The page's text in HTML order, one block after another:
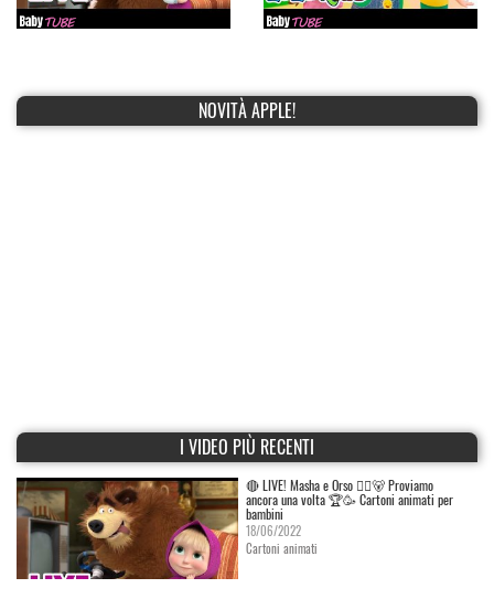
NOVITÀ APPLE!
I VIDEO PIÙ RECENTI
🔴 LIVE! Masha e Orso 👱‍♀️🐻 Proviamo
ancora una volta 🏆🥳 Cartoni animati per
bambini
18/06/2022
Cartoni animati